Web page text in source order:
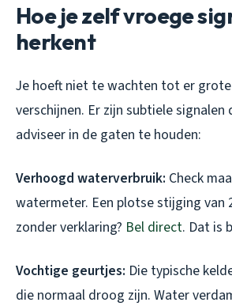
Hoe je zelf vroege
herkent
Je hoeft niet te wachten tot er
verschijnen. Er zijn subtiele signalen
adviseer in de gaten te houden:
Verhoogd waterverbruik: Check
watermeter. Een plotse stijging van
zonder verklaring? Bel direct. Dat is
Vochtige geurtjes: Die typische
die normaal droog zijn. Water